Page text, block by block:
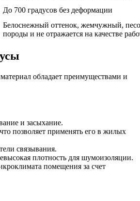
До 700 градусов без деформации
Белоснежный оттенок, жемчужный,
породы и не отражается на качестве
обладает преимуществами и
и засыхание.
позволяет применять его в жилых
связывания.
плотность для шумоизоляции.
помещения за счет